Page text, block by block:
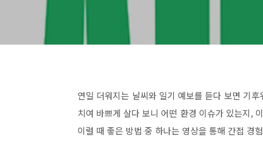
연일 더워지는 날씨와 일기 예보를 듣다 보면 기
치여 바쁘게 살다 보니 어떤 환경 이슈가 있는지,
이럴 때 좋은 방법 중 하나는 영상을 통해 간접 경